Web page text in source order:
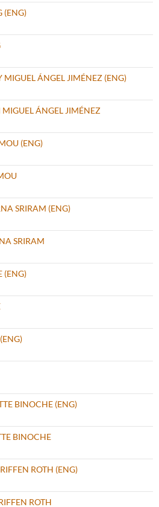
(ENG)
MIGUEL ÁNGEL JIMÉNEZ (ENG)
MIGUEL ÁNGEL JIMÉNEZ
(ENG)
SRIRAM (ENG)
SRIRAM
(ENG)
BINOCHE (ENG)
BINOCHE
ROTH (ENG)
ROTH